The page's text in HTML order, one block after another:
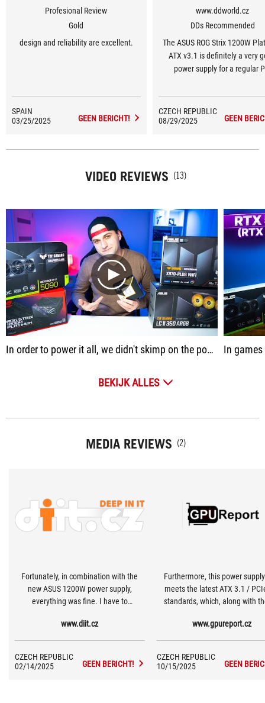
Profesional Review
Gold
design and reliability are excellent.
SPAIN
03/25/2025
GEEN BERICHT!
www.ddworld.cz
DDs Recommended
The ASUS ROG Strix 1200W
ATX v3.1 is definitely a very
power supply for a regular
efficiency, and at the same
extremely quiet
CZECH REPUBLIC
08/29/2025
GEEN
VIDEO REVIEWS (13)
play
In order to power it all, we didn't skimp on the power supply - Asus ROG Strix 1200 W with a platinum certificate. I would have taken a kilowatt, it would have been enough here, but I want it to be with a strong margin In games I tested it with a
BEKIJK ALLES
MEDIA REVIEWS (2)
Fortunately, in combination with the
new ASUS 1200W power supply,
everything was fine. I have to
view, their RTX 5090 design has an
advantage precisely in that naughty
individual pins and the card is supposed
www.diit.cz
CZECH REPUBLIC
02/14/2025
GEEN BERICHT!
Furthermore, this power
meets the latest ATX 3.1 /
standards, which, along with
gives me almost certainty of
term use.
www.gpureport.cz
CZECH REPUBLIC
10/15/2025
GEEN